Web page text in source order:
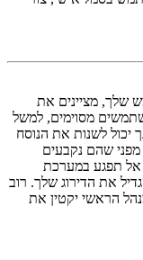
שלך, מציינים את
מסוימים, למשל
יכול לשנות את הנוסח
שהם נקבעים
אל תפגע במערכת
את הדירוג שלך. רוב
הראשי יקטין את